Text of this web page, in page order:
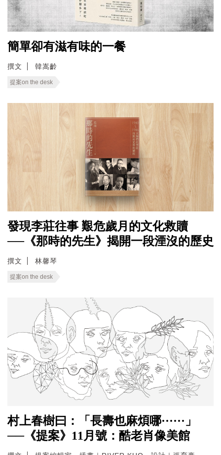
簡單卻有滋有味的一餐
撰文 韓嵩齡
提案on the desk
發現李莊往事 艱危歲月的文化救贖
──《那時的先生》揭開一段湮沒的歷史
撰文 林馨琴
提案on the desk
村上春樹曰：「長壽也麻煩哪······」
──《提案》11月號：酷老肖像美館